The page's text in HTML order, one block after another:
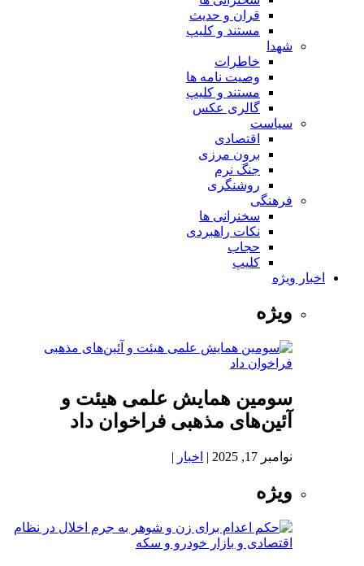
قران و حدیث
مستند و کلیپ
شهدا
خاطرات
وصیت نامه ها
مستند و کلیپ
گالری عکس
سیاست
اقتصادی
برون مرزی
جنگ نرم
روشنگری
فرهنگی
سخنرانی ها
نکات راهبردی
حجاب
کلیپ
اخبار ویژه
ویژه
سومین همایش علمی هیئت و
آئین‌های مذهبی فراخوان داد
نوامبر 17, 2025 | اخبار |
ویژه